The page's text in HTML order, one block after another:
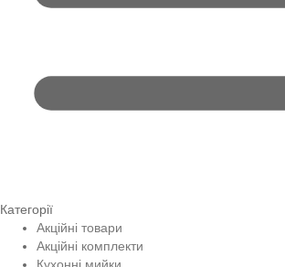
Категорії
Акційні товари
Акційні комплекти